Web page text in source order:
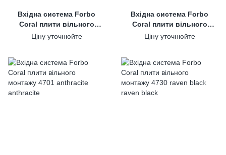
Вхідна система Forbo
Coral плити вільного
монтажу 5721 hurricane
Ціну уточнюйте
Вхідна система Forbo
Coral плити вільного
монтажу 5710 asphalt grey
Ціну уточнюйте